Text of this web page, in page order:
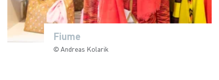
Fiume
© Andreas Kolarik
Fiume
© Andreas Kolarik
Fiume
© Andreas Kolarik